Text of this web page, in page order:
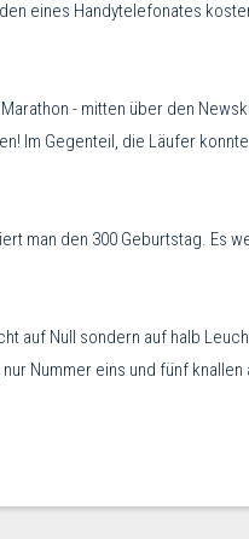
eines Handytelefonates
- mitten über den
Im Gegenteil, die Läufer
man den 300 Geburtstag. Es
auf Null sondern auf halb
Nummer eins und fünf